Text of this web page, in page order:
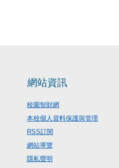
網站資訊
校園智財網
本校個人資料保護與管理
RSS訂閱
網站導覽
隱私聲明